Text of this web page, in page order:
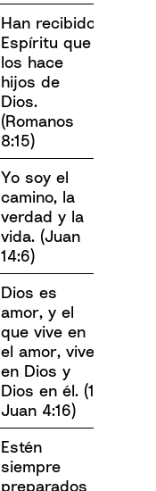
Han recibido
Espíritu que
los hace
hijos de
Dios.
(Romanos
8:15)
Yo soy el
camino, la
verdad y la
vida. (Juan
14:6)
Dios es
amor, y el
que vive en
el amor, vive
en Dios y
Dios en él. (1
Juan 4:16)
Estén
siempre
preparados